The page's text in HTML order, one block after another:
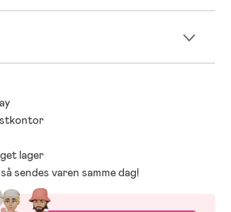
lager
sendes varen samme dag!